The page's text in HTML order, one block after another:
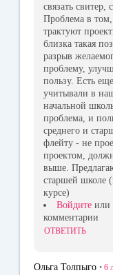
связать
Проблема в том,
трактуют
близка такая
разрыв
проблему,
пользу. Есть
учитывали в
начальной
проблема, и
среднего и
флейту - не
проектом,
выше.
старшей школе
курсе)
Войдите или
комментарии
ОТВЕТИТЬ
Ольга Толпыго • 6